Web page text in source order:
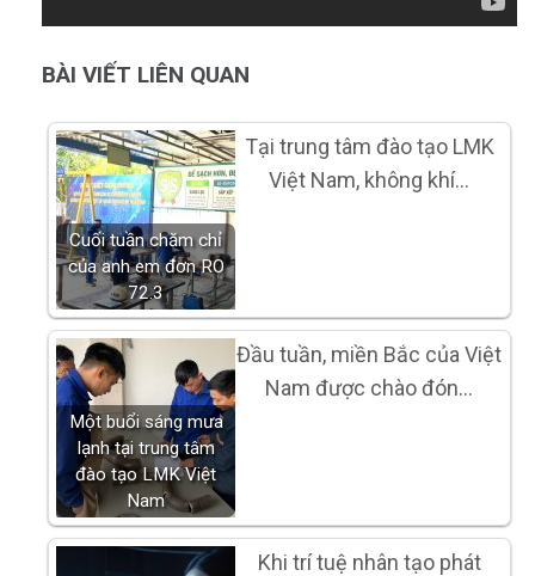
BÀI VIẾT LIÊN QUAN
Cuối tuần chăm chỉ
của anh em đơn RO
72.3
Tại trung tâm đào tạo LMK
Việt Nam, không khí…
Một buổi sáng mưa
lạnh tại trung tâm
đào tạo LMK Việt
Nam
Đầu tuần, miền Bắc của Việt
Nam được chào đón…
Khi trí tuệ nhân tạo phát